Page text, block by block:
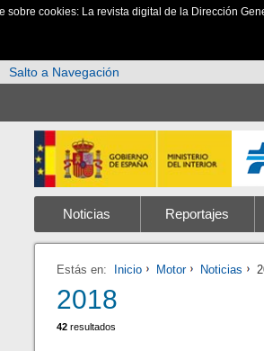
sobre cookies: La revista digital de la Dirección
Salto a Navegación
Noticias Reportajes
Estás en: Inicio Motor Noticias
2018
42 resultados